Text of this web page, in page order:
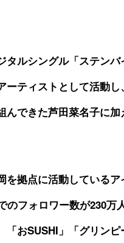
タルシングル「ステン
ーティストとして活動
んできた芦田菜名子に
を拠点に活動している
のフォロワー数が230万
「おSUSHI」「グリン